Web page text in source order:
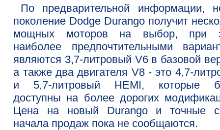
По предварительной информации,
поколение Dodge Durango получит
мощных моторов на выбор, при
наиболее предпочтительными
являются 3,7-литровый V6 в базовой
а также два двигателя V8 - это 4,7-
и 5,7-литровый HEMI, которые
доступны на более дорогих
Цена на новый Durango и точные
начала продаж пока не сообщаются.